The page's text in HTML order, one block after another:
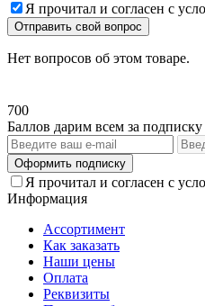
Я прочитал и согласен с
Отправить свой вопрос
Нет вопросов об этом товаре.
700
Баллов дарим всем за
Оформить подписку
Я прочитал и согласен с
Информация
Ассортимент
Как заказать
Наши цены
Оплата
Реквизиты